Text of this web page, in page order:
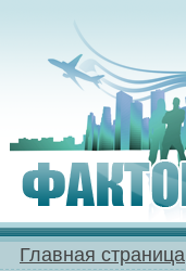
Главная страница